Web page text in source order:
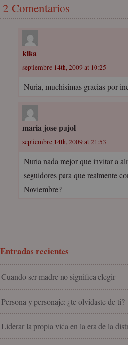
2 Comentarios
kika
septiembre 14th, 2009 at 10:25
Nuria, muchisimas gracias por
maria jose pujol
septiembre 14th, 2009 at 21:53
Nuria nada mejor que invitar a
seguidores para que realmente
Noviembre?
Entradas recientes
Cuando ser madre no significa elegir
Persona y personaje: ¿te olvidaste de ti?
Liderar la propia vida en la era de la